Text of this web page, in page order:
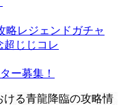
略レジェンドガチャ
超じじコレ
ー募集！
ける青龍降臨の攻略情